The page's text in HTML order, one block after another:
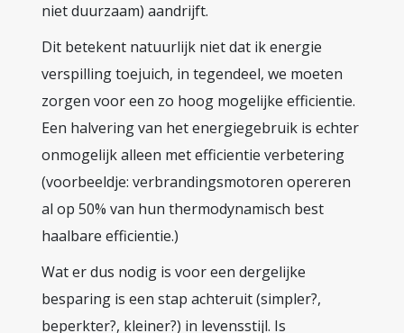
niet duurzaam) aandrijft.
Dit betekent natuurlijk niet dat ik energie
verspilling toejuich, in tegendeel, we moeten
zorgen voor een zo hoog mogelijke efficientie.
Een halvering van het energiegebruik is echter
onmogelijk alleen met efficientie verbetering
(voorbeeldje: verbrandingsmotoren opereren
al op 50% van hun thermodynamisch best
haalbare efficientie.)
Wat er dus nodig is voor een dergelijke
besparing is een stap achteruit (simpler?,
beperkter?, kleiner?) in levensstijl. Is